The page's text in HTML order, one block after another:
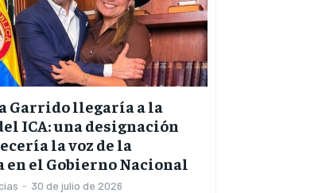
Garrido llegaría a la
ICA: una designación
la voz de la
el Gobierno Nacional
- 30 de julio de 2026